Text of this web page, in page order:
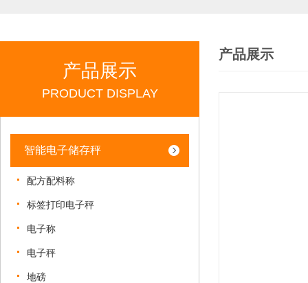
产品展示
PRODUCT DISPLAY
智能电子储存秤
配方配料称
标签打印电子秤
电子称
电子秤
地磅
产品展示